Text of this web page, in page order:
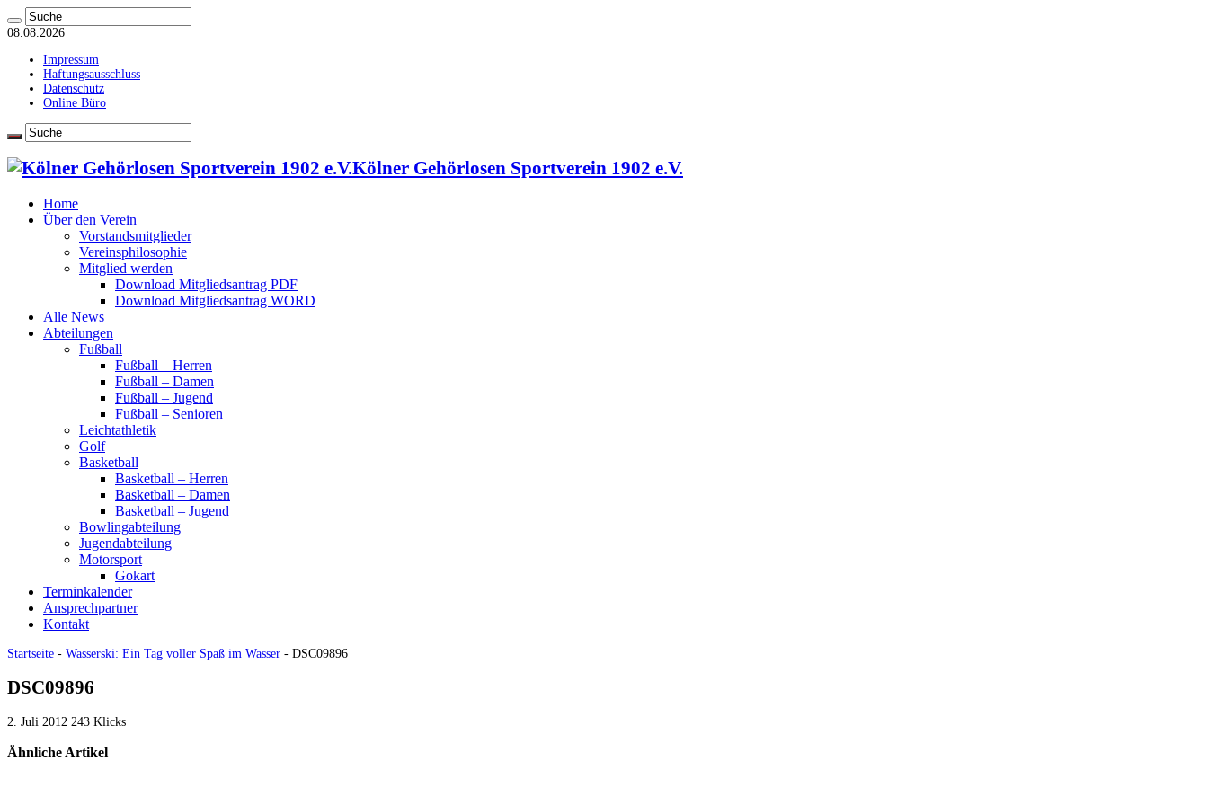
08.08.2026
Impressum
Haftungsausschluss
Datenschutz
Online Büro
Kölner Gehörlosen Sportverein 1902 e.V.
Home
Über den Verein
Vorstandsmitglieder
Vereinsphilosophie
Mitglied werden
Download Mitgliedsantrag PDF
Download Mitgliedsantrag WORD
Alle News
Abteilungen
Fußball
Fußball – Herren
Fußball – Damen
Fußball – Jugend
Fußball – Senioren
Leichtathletik
Golf
Basketball
Basketball – Herren
Basketball – Damen
Basketball – Jugend
Bowlingabteilung
Jugendabteilung
Motorsport
Gokart
Terminkalender
Ansprechpartner
Kontakt
Startseite - Wasserski: Ein Tag voller Spaß im Wasser - DSC09896
DSC09896
2. Juli 2012 243 Klicks
Ähnliche Artikel